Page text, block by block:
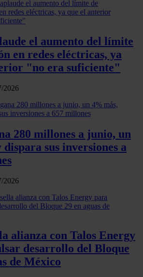
uso que haga del sitio web con
redes sociales, publicidad y análisis
o que hayan recopilado a
hecho de sus servicios.
el aumento del límite
en redes eléctricas, ya
"no era suficiente"
2026
280 millones a junio, un
dispara sus inversiones a
2026
alianza con Talos Energy
desarrollo del Bloque
de México